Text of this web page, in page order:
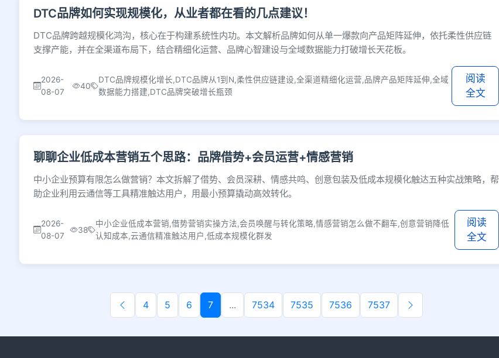
DTC品牌如何实现规模化，从业者都在看的几点建议！
DTC品牌跨越规模化鸿沟，核心在于构建系统性内功。本文解析品牌如何从单一爆款向产品矩阵延伸，依托柔性供应链
支撑产能，并在全渠道布局下，结合精细化运营、品牌心智建设与全域数据能力打破增长天花板。
2026-
08-07
40
DTC品牌规模化增长,DTC品牌从1到N,柔性供应链建设,全渠道精细化运营,品牌产品矩阵延伸,全域
数据能力搭建,DTC品牌突破增长瓶颈
阅读
全文
聊聊企业低成本营销五个思路：品牌借势+会员运营+情感营销
中小企业预算有限怎么做营销？本文拆解了借势、会员深耕、情感共鸣、创意包装及低成本规模化触达五种实战策略，帮
助企业利用云通信等工具精准触达用户，用最小预算撬动高效转化。
2026-
08-07
38
中小企业低成本营销,借势营销实操方法,会员唤醒与转化策略,情感营销怎么做不翻车,创意营销降低
认知成本,云通信精准触达用户,低成本规模化群发
阅读
全文
4 5 6 7 ... 7534 7535 7536 7537